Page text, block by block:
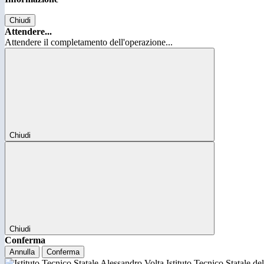
Chiudi
Attendere...
Attendere il completamento dell'operazione...
Chiudi
Chiudi
Conferma
Annulla Conferma